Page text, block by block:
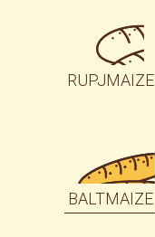
RUPJMAIZE
BALTMAIZE